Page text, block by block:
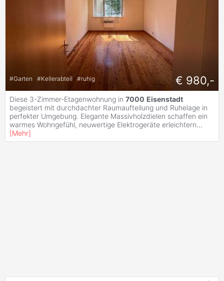
#Garten #Kellerabteil #ruhig € 980,-
Diese 3-Zimmer-Etagenwohnung in 7000 Eisenstadt
begeistert mit durchdachter Raumaufteilung und Ruhelage in
perfekter Umgebung. Elegante Massivholzdielen schaffen ein
warmes Wohngefühl, neuwertige Elektrogeräte erleichtern...
[Mehr]